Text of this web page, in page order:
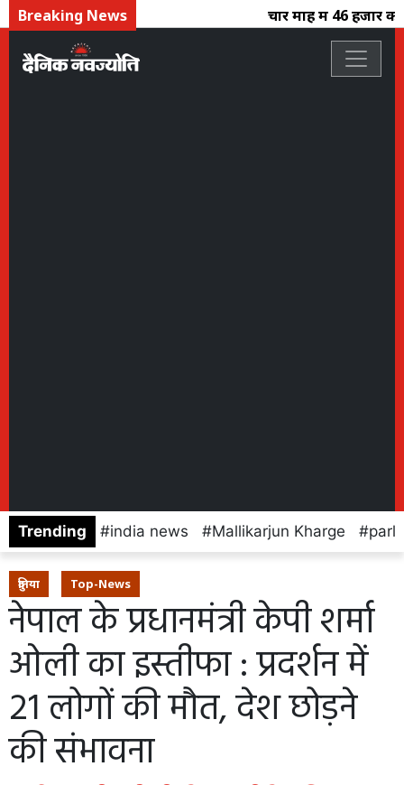
Breaking News चार माह में 46 हजार
Trending india news Mallikarjun Kharge
दुनिया Top-News
नेपाल के प्रधानमंत्री केपी शर्मा
ओली का इस्तीफा : प्रदर्शन में
21 लोगों की मौत, देश छोड़ने
की संभावना